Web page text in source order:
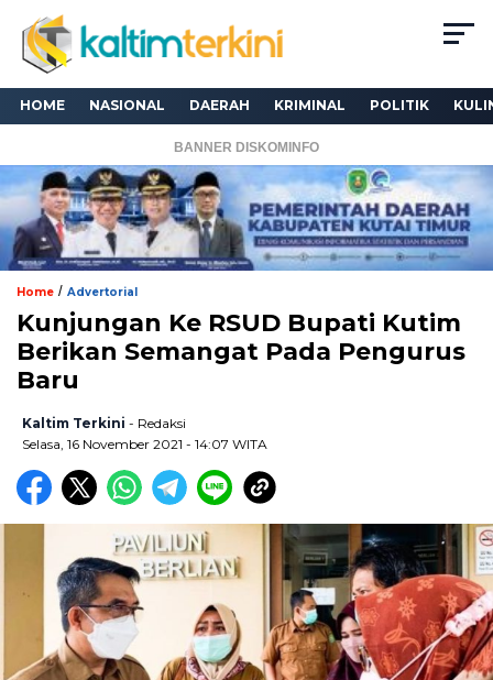
HOME NASIONAL DAERAH KRIMINAL POLITIK
BANNER DISKOMINFO
Home / Advertorial
Kunjungan Ke RSUD Bupati Kutim
Berikan Semangat Pada Pengurus
Baru
Kaltim Terkini - Redaksi
Selasa, 16 November 2021 - 14:07 WITA